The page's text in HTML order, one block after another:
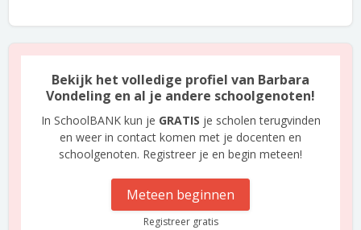
Bekijk het volledige profiel van Barbara
Vondeling en al je andere schoolgenoten!
In SchoolBANK kun je GRATIS je scholen terugvinden
en weer in contact komen met je docenten en
schoolgenoten. Registreer je en begin meteen!
Meteen beginnen
Registreer gratis